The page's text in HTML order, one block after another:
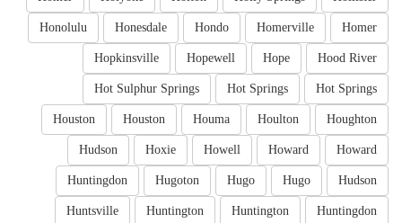
Homer
Homerville
Hondo
Honesdale
Honolulu
Hood River
Hope
Hopewell
Hopkinsville
Hot Springs
Hot Springs
Hot Sulphur Springs
Houghton
Houlton
Houma
Houston
Houston
Howard
Howard
Howell
Hoxie
Hudson
Hudson
Hugo
Hugo
Hugoton
Huntingdon
Huntingdon
Huntington
Huntington
Huntsville